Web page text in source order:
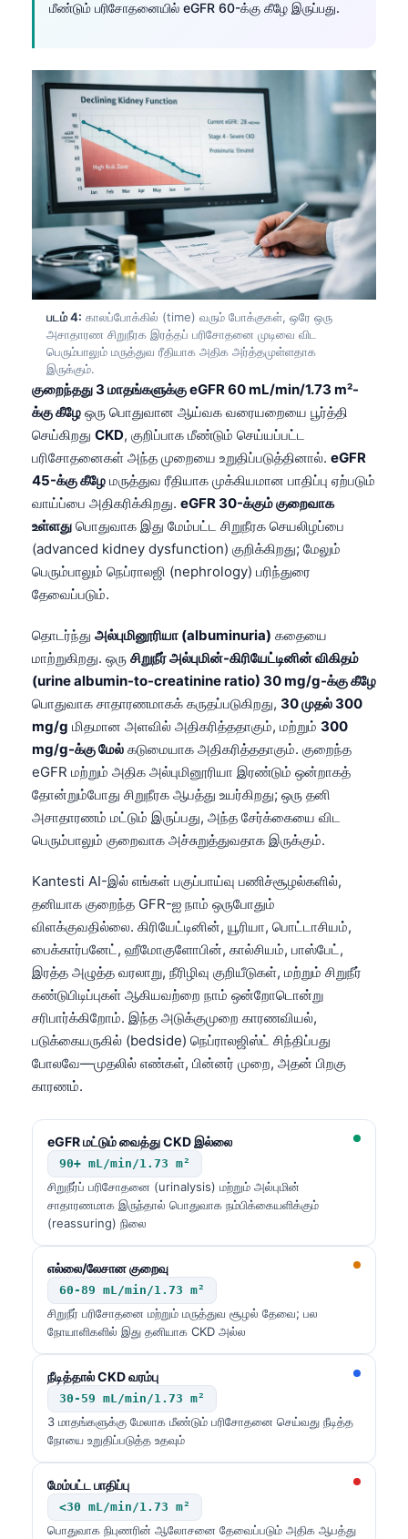
மீண்டும் பரிசோதனையில் eGFR 60-க்கு கீழே இருப்பது.
படம் 4: காலப்போக்கில் (time) வரும் போக்குகள், ஒரே ஒரு
அசாதாரண சிறுநீரக இரத்தப் பரிசோதனை முடிவை விட
பெரும்பாலும் மருத்துவ ரீதியாக அதிக அர்த்தமுள்ளதாக
இருக்கும்.
குறைந்தது 3 மாதங்களுக்கு eGFR 60 mL/min/1.73 m²-
க்கு கீழே ஒரு பொதுவான ஆய்வக வரையறையை பூர்த்தி
செய்கிறது CKD, குறிப்பாக மீண்டும் செய்யப்பட்ட
பரிசோதனைகள் அந்த முறையை உறுதிப்படுத்தினால். eGFR
45-க்கு கீழே மருத்துவ ரீதியாக முக்கியமான பாதிப்பு ஏற்படும்
வாய்ப்பை அதிகரிக்கிறது. eGFR 30-க்கும் குறைவாக
உள்ளது பொதுவாக இது மேம்பட்ட சிறுநீரக செயலிழப்பை
(advanced kidney dysfunction) குறிக்கிறது; மேலும்
பெரும்பாலும் நெப்ராலஜி (nephrology) பரிந்துரை
தேவைப்படும்.
தொடர்ந்து அல்புமினூரியா (albuminuria) கதையை
மாற்றுகிறது. ஒரு சிறுநீர் அல்புமின்-கிரியேட்டினின் விகிதம்
(urine albumin-to-creatinine ratio) 30 mg/g-க்கு கீழே
பொதுவாக சாதாரணமாகக் கருதப்படுகிறது, 30 முதல் 300
mg/g மிதமான அளவில் அதிகரித்ததாகும், மற்றும் 300
mg/g-க்கு மேல் கடுமையாக அதிகரித்ததாகும். குறைந்த
eGFR மற்றும் அதிக அல்புமினூரியா இரண்டும் ஒன்றாகத்
தோன்றும்போது சிறுநீரக ஆபத்து உயர்கிறது; ஒரு தனி
அசாதாரணம் மட்டும் இருப்பது, அந்த சேர்க்கையை விட
பெரும்பாலும் குறைவாக அச்சுறுத்துவதாக இருக்கும்.
Kantesti AI-இல் எங்கள் பகுப்பாய்வு பணிச்சூழல்களில்,
தனியாக குறைந்த GFR-ஐ நாம் ஒருபோதும்
விளக்குவதில்லை. கிரியேட்டினின், யூரியா, பொட்டாசியம்,
பைக்கார்பனேட், ஹீமோகுளோபின், கால்சியம், பாஸ்பேட்,
இரத்த அழுத்த வரலாறு, நீரிழிவு குறியீடுகள், மற்றும் சிறுநீர்
கண்டுபிடிப்புகள் ஆகியவற்றை நாம் ஒன்றோடொன்று
சரிபார்க்கிறோம். இந்த அடுக்குமுறை காரணவியல்,
படுக்கையருகில் (bedside) நெப்ராலஜிஸ்ட் சிந்திப்பது
போலவே—முதலில் எண்கள், பின்னர் முறை, அதன் பிறகு
காரணம்.
eGFR மட்டும் வைத்து CKD இல்லை
90+ mL/min/1.73 m²
சிறுநீர்ப் பரிசோதனை (urinalysis) மற்றும் அல்புமின்
சாதாரணமாக இருந்தால் பொதுவாக நம்பிக்கையளிக்கும்
(reassuring) நிலை
எல்லை/லேசான குறைவு
60-89 mL/min/1.73 m²
சிறுநீர் பரிசோதனை மற்றும் மருத்துவ சூழல் தேவை; பல
நோயாளிகளில் இது தனியாக CKD அல்ல
நீடித்தால் CKD வரம்பு
30-59 mL/min/1.73 m²
3 மாதங்களுக்கு மேலாக மீண்டும் பரிசோதனை செய்வது நீடித்த
நோயை உறுதிப்படுத்த உதவும்
மேம்பட்ட பாதிப்பு
<30 mL/min/1.73 m²
பொதுவாக நிபுணரின் ஆலோசனை தேவைப்படும் அதிக ஆபத்து
Slovenčina
كوردی‎
پښتو
سنڌي
සිංහල
অসমীয়া
Latviešu valoda
Македонски јазик
Gàidhlig
Occitan
العربية المغربية
Afrikaans
ພາສາລາວ
Basa Jawa
Cebuano
ئۇيغۇرچە
Кыргызча
Татар теле
Беларуская мова
Frysk
Ślōnskŏ gŏdka
Norsk bokmål